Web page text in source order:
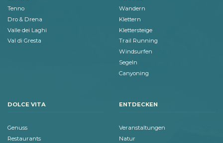
Tenno
Dro & Drena
Valle dei Laghi
Val di Gresta
Wandern
Klettern
Klettersteige
Trail Running
Windsurfen
Segeln
Canyoning
DOLCE VITA
Genuss
Restaurants
ENTDECKEN
Veranstaltungen
Natur